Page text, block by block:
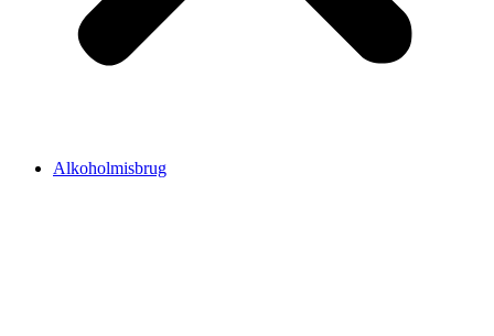
Alkoholmisbrug